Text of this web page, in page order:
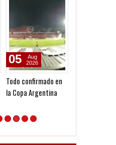
Todo confirmado en
la Copa Argentina
05
Aug
2026